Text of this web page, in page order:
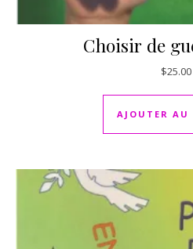
Choisir de
$25.00
AJOUTER AU